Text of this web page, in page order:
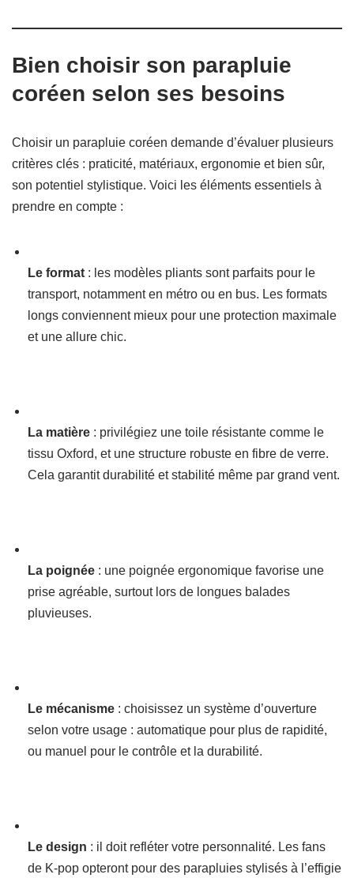
Bien choisir son parapluie
coréen selon ses besoins
Choisir un parapluie coréen demande d’évaluer plusieurs
critères clés : praticité, matériaux, ergonomie et bien sûr,
son potentiel stylistique. Voici les éléments essentiels à
prendre en compte :
Le format : les modèles pliants sont parfaits pour le
transport, notamment en métro ou en bus. Les formats
longs conviennent mieux pour une protection maximale
et une allure chic.
La matière : privilégiez une toile résistante comme le
tissu Oxford, et une structure robuste en fibre de verre.
Cela garantit durabilité et stabilité même par grand vent.
La poignée : une poignée ergonomique favorise une
prise agréable, surtout lors de longues balades
pluvieuses.
Le mécanisme : choisissez un système d’ouverture
selon votre usage : automatique pour plus de rapidité,
ou manuel pour le contrôle et la durabilité.
Le design : il doit refléter votre personnalité. Les fans
de K-pop opteront pour des parapluies stylisés à l’effigie